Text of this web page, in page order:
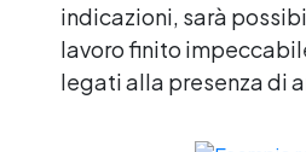
indicazioni, sarà
lavoro finito
legati alla presenza di